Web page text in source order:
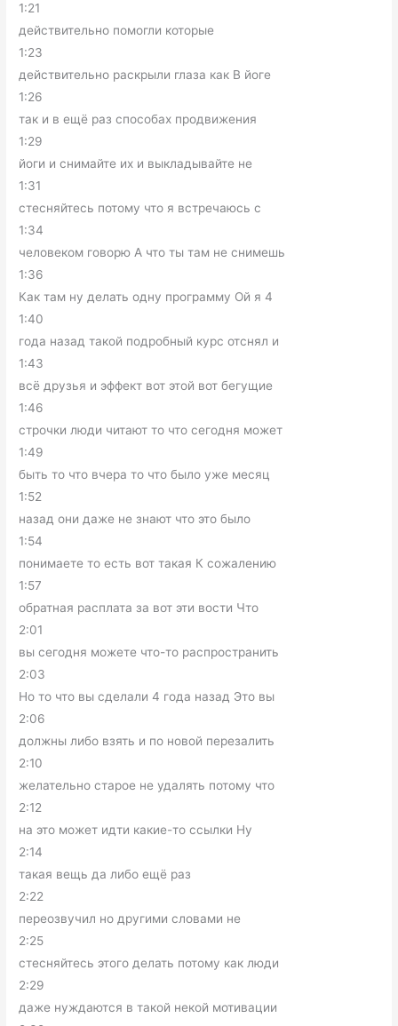
1:21
действительно помогли которые
1:23
действительно раскрыли глаза как В йоге
1:26
так и в ещё раз способах продвижения
1:29
йоги и снимайте их и выкладывайте не
1:31
стесняйтесь потому что я встречаюсь с
1:34
человеком говорю А что ты там не снимешь
1:36
Как там ну делать одну программу Ой я 4
1:40
года назад такой подробный курс отснял и
1:43
всё друзья и эффект вот этой вот бегущие
1:46
строчки люди читают то что сегодня может
1:49
быть то что вчера то что было уже месяц
1:52
назад они даже не знают что это было
1:54
понимаете то есть вот такая К сожалению
1:57
обратная расплата за вот эти вости Что
2:01
вы сегодня можете что-то распространить
2:03
Но то что вы сделали 4 года назад Это вы
2:06
должны либо взять и по новой перезалить
2:10
желательно старое не удалять потому что
2:12
на это может идти какие-то ссылки Ну
2:14
такая вещь да либо ещё раз
2:22
переозвучил но другими словами не
2:25
стесняйтесь этого делать потому как люди
2:29
даже нуждаются в такой некой мотивации